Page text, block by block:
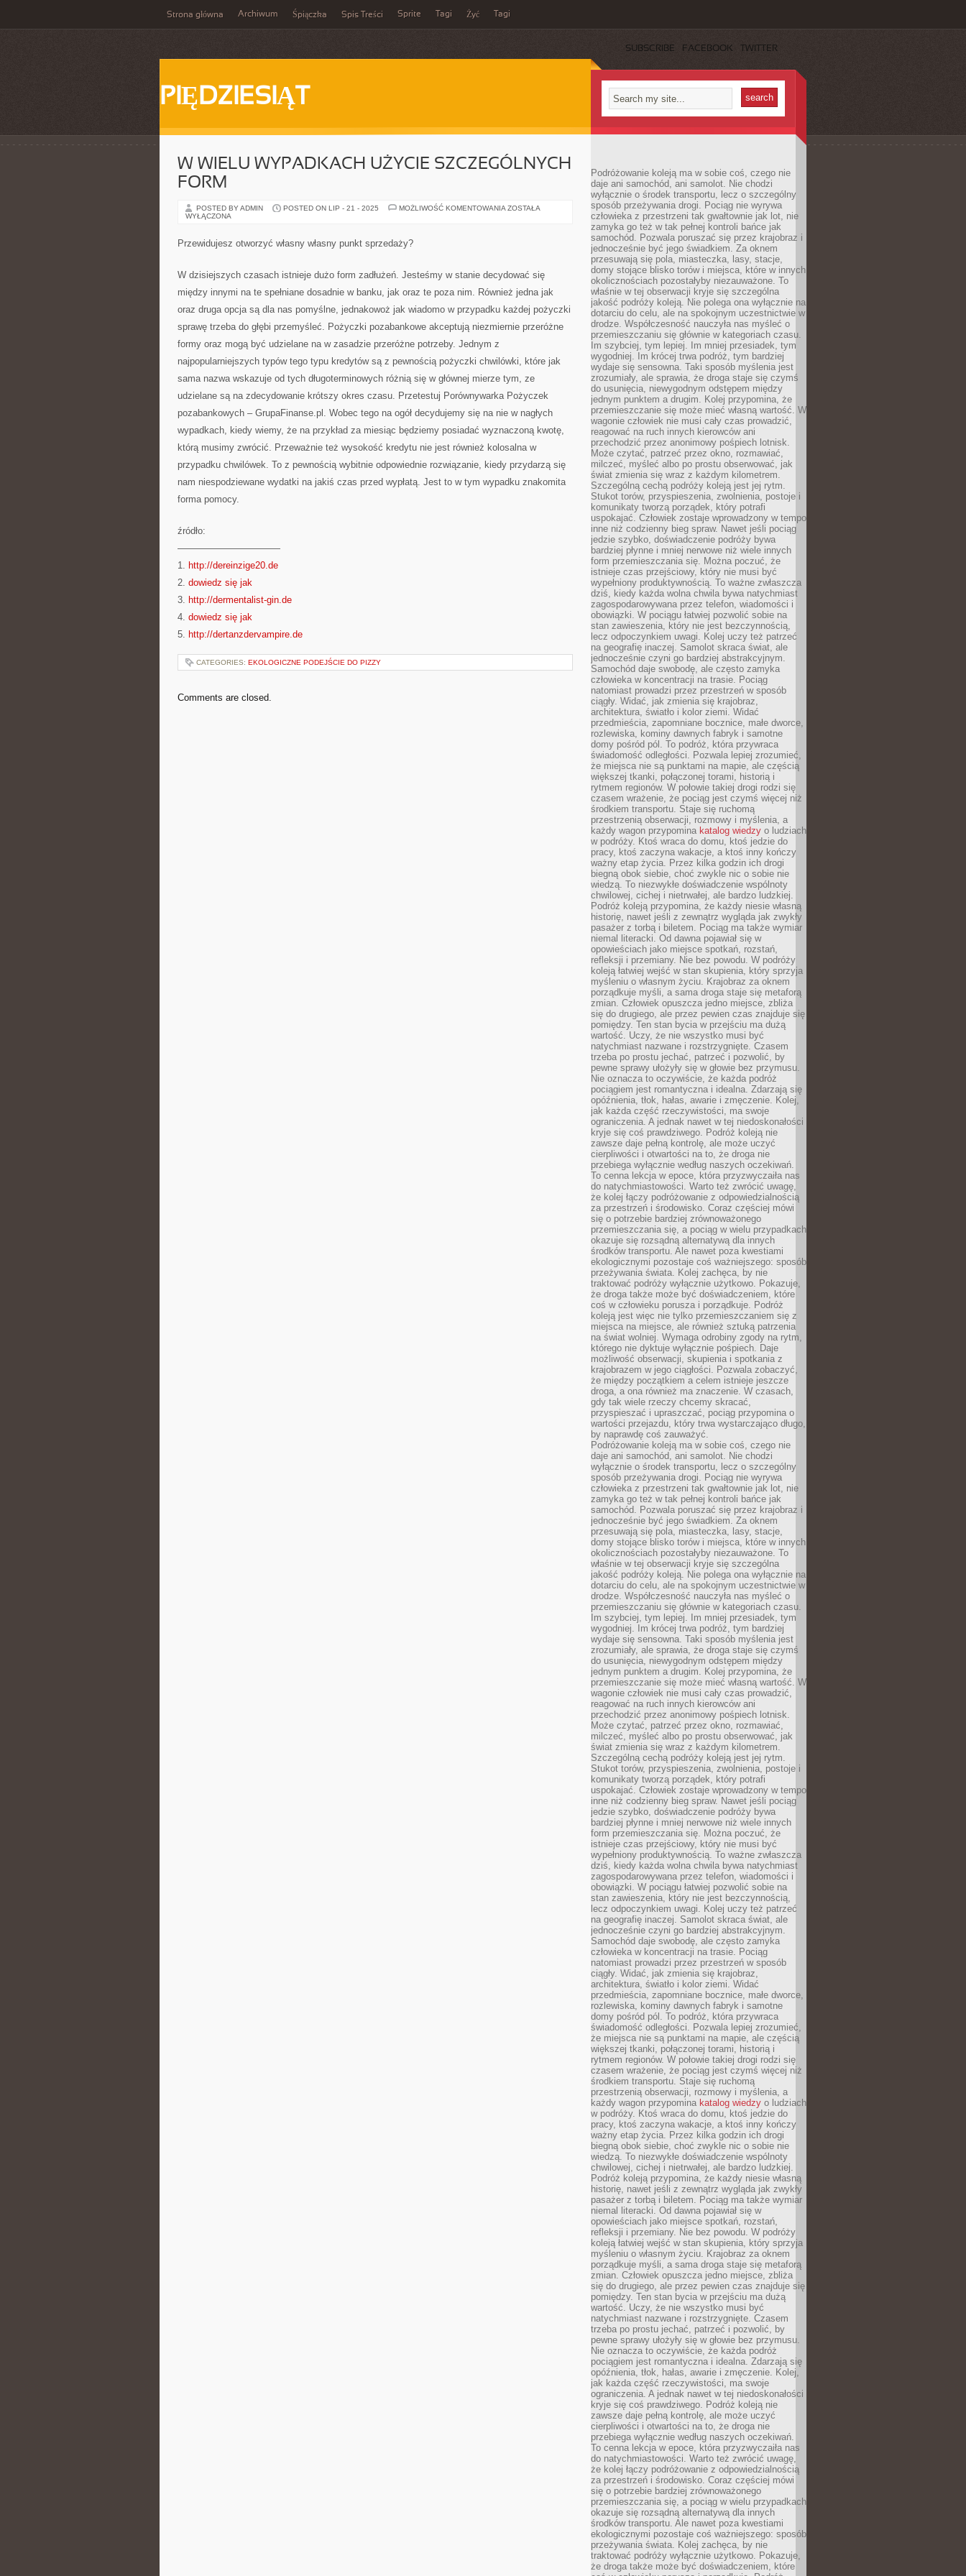
Strona główna Archiwum Śpiączka Spis Treści Sprite Tagi Żyć Tagi
SUBSCRIBE FACEBOOK TWITTER
PIĘDZIESIĄT
W WIELU WYPADKACH UŻYCIE SZCZEGÓLNYCH
FORM
POSTED BY ADMIN POSTED ON LIP - 21 - 2025 MOŻLIWOŚĆ KOMENTOWANIA W
ZOSTAŁA
WYŁĄCZONA
Przewidujesz otworzyć własny własny punkt sprzedaży?
W dzisiejszych czasach istnieje dużo form zadłużeń. Jesteśmy w stanie decydować się
między innymi na te spełniane dosadnie w banku, jak oraz te poza nim. Również jedna jak
oraz druga opcja są dla nas pomyślne, jednakowoż jak wiadomo w przypadku każdej pożyczki
sprawę trzeba do głębi przemyśleć. Pożyczki pozabankowe akceptują niezmiernie przeróżne
formy oraz mogą być udzielane na w zasadzie przeróżne potrzeby. Jednym z
najpopularniejszych typów tego typu kredytów są z pewnością pożyczki chwilówki, które jak
sama nazwa wskazuje od tych długoterminowych różnią się w głównej mierze tym, ze
udzielane są na zdecydowanie krótszy okres czasu. Przetestuj Porównywarka Pożyczek
pozabankowych – GrupaFinanse.pl. Wobec tego na ogół decydujemy się na nie w nagłych
wypadkach, kiedy wiemy, że na przykład za miesiąc będziemy posiadać wyznaczoną kwotę,
którą musimy zwrócić. Przeważnie też wysokość kredytu nie jest również kolosalna w
przypadku chwilówek. To z pewnością wybitnie odpowiednie rozwiązanie, kiedy przydarzą się
nam niespodziewane wydatki na jakiś czas przed wypłatą. Jest to w tym wypadku znakomita
forma pomocy.
źródło:
———————————
1. http://dereinzige20.de
2. dowiedz się jak
3. http://dermentalist-gin.de
4. dowiedz się jak
5. http://dertanzdervampire.de
CATEGORIES: EKOLOGICZNE PODEJŚCIE DO PIZZY
Comments are closed.
Podróżowanie koleją ma w sobie coś, czego nie
daje ani samochód, ani samolot. Nie chodzi
wyłącznie o środek transportu, lecz o szczególny
sposób przeżywania drogi. Pociąg nie wyrywa
człowieka z przestrzeni tak gwałtownie jak lot, nie
zamyka go też w tak pełnej kontroli bańce jak
samochód. Pozwala poruszać się przez krajobraz i
jednocześnie być jego świadkiem. Za oknem
przesuwają się pola, miasteczka, lasy, stacje,
domy stojące blisko torów i miejsca, które w innych
okolicznościach pozostałyby niezauważone. To
właśnie w tej obserwacji kryje się szczególna
jakość podróży koleją. Nie polega ona wyłącznie na
dotarciu do celu, ale na spokojnym uczestnictwie w
drodze. Współczesność nauczyła nas myśleć o
przemieszczaniu się głównie w kategoriach czasu.
Im szybciej, tym lepiej. Im mniej przesiadek, tym
wygodniej. Im krócej trwa podróż, tym bardziej
wydaje się sensowna. Taki sposób myślenia jest
zrozumiały, ale sprawia, że droga staje się czymś
do usunięcia, niewygodnym odstępem między
jednym punktem a drugim. Kolej przypomina, że
przemieszczanie się może mieć własną wartość. W
wagonie człowiek nie musi cały czas prowadzić,
reagować na ruch innych kierowców ani
przechodzić przez anonimowy pośpiech lotnisk.
Może czytać, patrzeć przez okno, rozmawiać,
milczeć, myśleć albo po prostu obserwować, jak
świat zmienia się wraz z każdym kilometrem.
Szczególną cechą podróży koleją jest jej rytm.
Stukot torów, przyspieszenia, zwolnienia, postoje i
komunikaty tworzą porządek, który potrafi
uspokajać. Człowiek zostaje wprowadzony w tempo
inne niż codzienny bieg spraw. Nawet jeśli pociąg
jedzie szybko, doświadczenie podróży bywa
bardziej płynne i mniej nerwowe niż wiele innych
form przemieszczania się. Można poczuć, że
istnieje czas przejściowy, który nie musi być
wypełniony produktywnością. To ważne zwłaszcza
dziś, kiedy każda wolna chwila bywa natychmiast
zagospodarowywana przez telefon, wiadomości i
obowiązki. W pociągu łatwiej pozwolić sobie na
stan zawieszenia, który nie jest bezczynnością,
lecz odpoczynkiem uwagi. Kolej uczy też patrzeć
na geografię inaczej. Samolot skraca świat, ale
jednocześnie czyni go bardziej abstrakcyjnym.
Samochód daje swobodę, ale często zamyka
człowieka w koncentracji na trasie. Pociąg
natomiast prowadzi przez przestrzeń w sposób
ciągły. Widać, jak zmienia się krajobraz,
architektura, światło i kolor ziemi. Widać
przedmieścia, zapomniane bocznice, małe dworce,
rozlewiska, kominy dawnych fabryk i samotne
domy pośród pól. To podróż, która przywraca
świadomość odległości. Pozwala lepiej zrozumieć,
że miejsca nie są punktami na mapie, ale częścią
większej tkanki, połączonej torami, historią i
rytmem regionów. W połowie takiej drogi rodzi się
czasem wrażenie, że pociąg jest czymś więcej niż
środkiem transportu. Staje się ruchomą
przestrzenią obserwacji, rozmowy i myślenia, a
każdy wagon przypomina katalog wiedzy o ludziach
w podróży. Ktoś wraca do domu, ktoś jedzie do
pracy, ktoś zaczyna wakacje, a ktoś inny kończy
ważny etap życia. Przez kilka godzin ich drogi
biegną obok siebie, choć zwykle nic o sobie nie
wiedzą. To niezwykłe doświadczenie wspólnoty
chwilowej, cichej i nietrwałej, ale bardzo ludzkiej.
Podróż koleją przypomina, że każdy niesie własną
historię, nawet jeśli z zewnątrz wygląda jak zwykły
pasażer z torbą i biletem. Pociąg ma także wymiar
niemal literacki. Od dawna pojawiał się w
opowieściach jako miejsce spotkań, rozstań,
refleksji i przemiany. Nie bez powodu. W podróży
koleją łatwiej wejść w stan skupienia, który sprzyja
myśleniu o własnym życiu. Krajobraz za oknem
porządkuje myśli, a sama droga staje się metaforą
zmian. Człowiek opuszcza jedno miejsce, zbliża
się do drugiego, ale przez pewien czas znajduje się
pomiędzy. Ten stan bycia w przejściu ma dużą
wartość. Uczy, że nie wszystko musi być
natychmiast nazwane i rozstrzygnięte. Czasem
trzeba po prostu jechać, patrzeć i pozwolić, by
pewne sprawy ułożyły się w głowie bez przymusu.
Nie oznacza to oczywiście, że każda podróż
pociągiem jest romantyczna i idealna. Zdarzają się
opóźnienia, tłok, hałas, awarie i zmęczenie. Kolej,
jak każda część rzeczywistości, ma swoje
ograniczenia. A jednak nawet w tej niedoskonałości
kryje się coś prawdziwego. Podróż koleją nie
zawsze daje pełną kontrolę, ale może uczyć
cierpliwości i otwartości na to, że droga nie
przebiega wyłącznie według naszych oczekiwań.
To cenna lekcja w epoce, która przyzwyczaiła nas
do natychmiastowości. Warto też zwrócić uwagę,
że kolej łączy podróżowanie z odpowiedzialnością
za przestrzeń i środowisko. Coraz częściej mówi
się o potrzebie bardziej zrównoważonego
przemieszczania się, a pociąg w wielu przypadkach
okazuje się rozsądną alternatywą dla innych
środków transportu. Ale nawet poza kwestiami
ekologicznymi pozostaje coś ważniejszego: sposób
przeżywania świata. Kolej zachęca, by nie
traktować podróży wyłącznie użytkowo. Pokazuje,
że droga także może być doświadczeniem, które
coś w człowieku porusza i porządkuje. Podróż
koleją jest więc nie tylko przemieszczaniem się z
miejsca na miejsce, ale również sztuką patrzenia
na świat wolniej. Wymaga odrobiny zgody na rytm,
którego nie dyktuje wyłącznie pośpiech. Daje
możliwość obserwacji, skupienia i spotkania z
krajobrazem w jego ciągłości. Pozwala zobaczyć,
że między początkiem a celem istnieje jeszcze
droga, a ona również ma znaczenie. W czasach,
gdy tak wiele rzeczy chcemy skracać,
przyspieszać i upraszczać, pociąg przypomina o
wartości przejazdu, który trwa wystarczająco długo,
by naprawdę coś zauważyć.
Podróżowanie koleją ma w sobie coś, czego nie
daje ani samochód, ani samolot. Nie chodzi
wyłącznie o środek transportu, lecz o szczególny
sposób przeżywania drogi. Pociąg nie wyrywa
człowieka z przestrzeni tak gwałtownie jak lot, nie
zamyka go też w tak pełnej kontroli bańce jak
samochód. Pozwala poruszać się przez krajobraz i
jednocześnie być jego świadkiem. Za oknem
przesuwają się pola, miasteczka, lasy, stacje,
domy stojące blisko torów i miejsca, które w innych
okolicznościach pozostałyby niezauważone. To
właśnie w tej obserwacji kryje się szczególna
jakość podróży koleją. Nie polega ona wyłącznie na
dotarciu do celu, ale na spokojnym uczestnictwie w
drodze. Współczesność nauczyła nas myśleć o
przemieszczaniu się głównie w kategoriach czasu.
Im szybciej, tym lepiej. Im mniej przesiadek, tym
wygodniej. Im krócej trwa podróż, tym bardziej
wydaje się sensowna. Taki sposób myślenia jest
zrozumiały, ale sprawia, że droga staje się czymś
do usunięcia, niewygodnym odstępem między
jednym punktem a drugim. Kolej przypomina, że
przemieszczanie się może mieć własną wartość. W
wagonie człowiek nie musi cały czas prowadzić,
reagować na ruch innych kierowców ani
przechodzić przez anonimowy pośpiech lotnisk.
Może czytać, patrzeć przez okno, rozmawiać,
milczeć, myśleć albo po prostu obserwować, jak
świat zmienia się wraz z każdym kilometrem.
Szczególną cechą podróży koleją jest jej rytm.
Stukot torów, przyspieszenia, zwolnienia, postoje i
komunikaty tworzą porządek, który potrafi
uspokajać. Człowiek zostaje wprowadzony w tempo
inne niż codzienny bieg spraw. Nawet jeśli pociąg
jedzie szybko, doświadczenie podróży bywa
bardziej płynne i mniej nerwowe niż wiele innych
form przemieszczania się. Można poczuć, że
istnieje czas przejściowy, który nie musi być
wypełniony produktywnością. To ważne zwłaszcza
dziś, kiedy każda wolna chwila bywa natychmiast
zagospodarowywana przez telefon, wiadomości i
obowiązki. W pociągu łatwiej pozwolić sobie na
stan zawieszenia, który nie jest bezczynnością,
lecz odpoczynkiem uwagi. Kolej uczy też patrzeć
na geografię inaczej. Samolot skraca świat, ale
jednocześnie czyni go bardziej abstrakcyjnym.
Samochód daje swobodę, ale często zamyka
człowieka w koncentracji na trasie. Pociąg
natomiast prowadzi przez przestrzeń w sposób
ciągły. Widać, jak zmienia się krajobraz,
architektura, światło i kolor ziemi. Widać
przedmieścia, zapomniane bocznice, małe dworce,
rozlewiska, kominy dawnych fabryk i samotne
domy pośród pól. To podróż, która przywraca
świadomość odległości. Pozwala lepiej zrozumieć,
że miejsca nie są punktami na mapie, ale częścią
większej tkanki, połączonej torami, historią i
rytmem regionów. W połowie takiej drogi rodzi się
czasem wrażenie, że pociąg jest czymś więcej niż
środkiem transportu. Staje się ruchomą
przestrzenią obserwacji, rozmowy i myślenia, a
każdy wagon przypomina katalog wiedzy o ludziach
w podróży. Ktoś wraca do domu, ktoś jedzie do
pracy, ktoś zaczyna wakacje, a ktoś inny kończy
ważny etap życia. Przez kilka godzin ich drogi
biegną obok siebie, choć zwykle nic o sobie nie
wiedzą. To niezwykłe doświadczenie wspólnoty
chwilowej, cichej i nietrwałej, ale bardzo ludzkiej.
Podróż koleją przypomina, że każdy niesie własną
historię, nawet jeśli z zewnątrz wygląda jak zwykły
pasażer z torbą i biletem. Pociąg ma także wymiar
niemal literacki. Od dawna pojawiał się w
opowieściach jako miejsce spotkań, rozstań,
refleksji i przemiany. Nie bez powodu. W podróży
koleją łatwiej wejść w stan skupienia, który sprzyja
myśleniu o własnym życiu. Krajobraz za oknem
porządkuje myśli, a sama droga staje się metaforą
zmian. Człowiek opuszcza jedno miejsce, zbliża
się do drugiego, ale przez pewien czas znajduje się
pomiędzy. Ten stan bycia w przejściu ma dużą
wartość. Uczy, że nie wszystko musi być
natychmiast nazwane i rozstrzygnięte. Czasem
trzeba po prostu jechać, patrzeć i pozwolić, by
pewne sprawy ułożyły się w głowie bez przymusu.
Nie oznacza to oczywiście, że każda podróż
pociągiem jest romantyczna i idealna. Zdarzają się
opóźnienia, tłok, hałas, awarie i zmęczenie. Kolej,
jak każda część rzeczywistości, ma swoje
ograniczenia. A jednak nawet w tej niedoskonałości
kryje się coś prawdziwego. Podróż koleją nie
zawsze daje pełną kontrolę, ale może uczyć
cierpliwości i otwartości na to, że droga nie
przebiega wyłącznie według naszych oczekiwań.
To cenna lekcja w epoce, która przyzwyczaiła nas
do natychmiastowości. Warto też zwrócić uwagę,
że kolej łączy podróżowanie z odpowiedzialnością
za przestrzeń i środowisko. Coraz częściej mówi
się o potrzebie bardziej zrównoważonego
przemieszczania się, a pociąg w wielu przypadkach
okazuje się rozsądną alternatywą dla innych
środków transportu. Ale nawet poza kwestiami
ekologicznymi pozostaje coś ważniejszego: sposób
przeżywania świata. Kolej zachęca, by nie
traktować podróży wyłącznie użytkowo. Pokazuje,
że droga także może być doświadczeniem, które